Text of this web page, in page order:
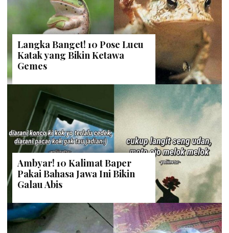
Langka Banget! 10 Pose Lucu
Katak yang Bikin Ketawa
Gemes
Ambyar! 10 Kalimat Baper
Pakai Bahasa Jawa Ini Bikin
Galau Abis